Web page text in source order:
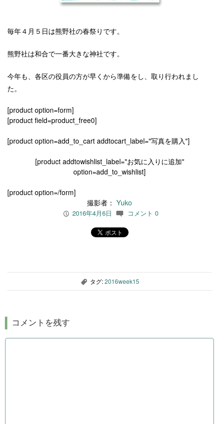
毎年４月５日は熊野社の春祭りです。
熊野社は和合で一番大きな神社です。
今年も、 各区の役員の方が早くから準備をし、取り行われまし
た。
[product option=form]
[product field=product_free0]
[product option=add_to_cart addtocart_label="写真を購入"]
[product addtowishlist_label="お気に入りに追加"
option=add_to_wishlist]
[product option=/form]
撮影者： Yuko
P 2016年4月6日 c コメント 0
, タグ:2016week15
コメントを残す